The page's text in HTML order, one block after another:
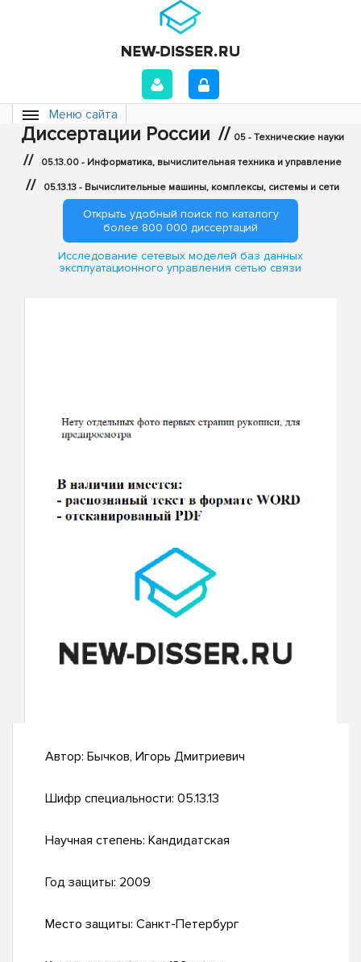
Меню сайта
Диссертации России // 05 - Технические науки
// 05.13.00 - Информатика, вычислительная техника и управление
// 05.13.13 - Вычислительные машины, комплексы, системы и сети
Открыть удобный поиск по каталогу
более 800 000 диссертаций
Исследование сетевых моделей баз данных
эксплуатационного управления сетью связи
Автор: Бычков, Игорь Дмитриевич
Шифр специальности: 05.13.13
Научная степень: Кандидатская
Год защиты: 2009
Место защиты: Санкт-Петербург